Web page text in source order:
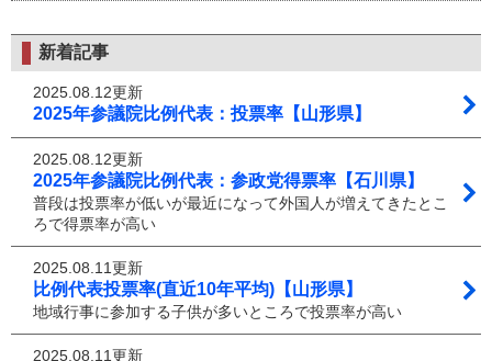
新着記事
2025.08.12更新
2025年参議院比例代表：投票率【山形県】
2025.08.12更新
2025年参議院比例代表：参政党得票率【石川県】
普段は投票率が低いが最近になって外国人が増えてきたとこ
ろで得票率が高い
2025.08.11更新
比例代表投票率(直近10年平均)【山形県】
地域行事に参加する子供が多いところで投票率が高い
2025.08.11更新